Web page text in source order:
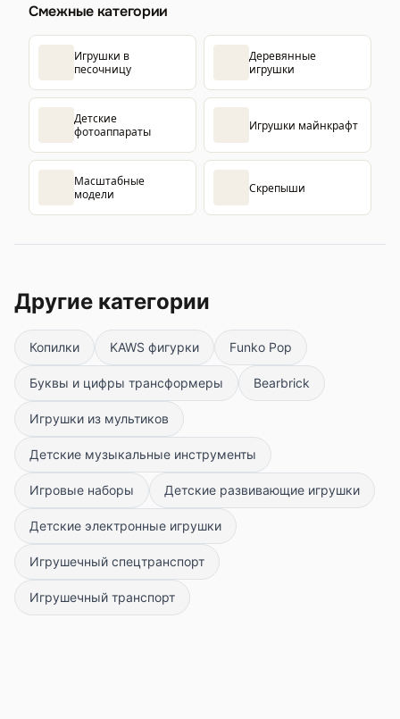
Смежные категории
Игрушки в
песочницу
Деревянные
игрушки
Детские
фотоаппараты
Игрушки майнкрафт
Масштабные
модели
Скрепыши
Другие категории
Копилки KAWS фигурки Funko Pop
Буквы и цифры трансформеры Bearbrick
Игрушки из мультиков
Детские музыкальные инструменты
Игровые наборы Детские развивающие игрушки
Детские электронные игрушки
Игрушечный спецтранспорт
Игрушечный транспорт